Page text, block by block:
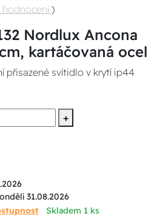
hodnocení )
Nordlux Ancona
kartáčovaná ocel
přisazené svítidlo v krytí ip44
+
31.08.2026
Skladem 1 ks